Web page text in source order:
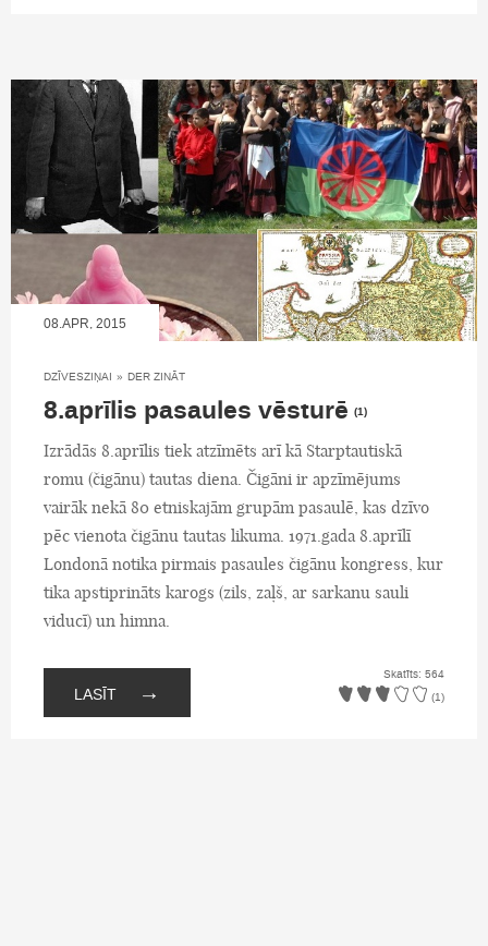
08.APR, 2015
DZĪVESZIŅAI » DER ZINĀT
8.aprīlis pasaules vēsturē (1)
Izrādās 8.aprīlis tiek atzīmēts arī kā Starptautiskā
romu (čigānu) tautas diena. Čigāni ir apzīmējums
vairāk nekā 80 etniskajām grupām pasaulē, kas dzīvo
pēc vienota čigānu tautas likuma. 1971.gada 8.aprīlī
Londonā notika pirmais pasaules čigānu kongress, kur
tika apstiprināts karogs (zils, zaļš, ar sarkanu sauli
viducī) un himna.
LASĪT →
Skatīts: 564
(1)